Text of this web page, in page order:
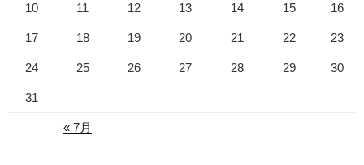
10 11 12 13 14 15 16
17 18 19 20 21 22 23
24 25 26 27 28 29 30
31
« 7月